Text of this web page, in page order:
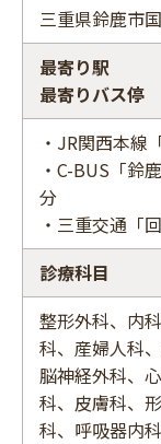
三重県鈴鹿市
最寄り駅
最寄りバス停
・JR関西本線
・C-BUS「鈴
分
・三重交通「
診療科目
整形外科、内
科、産婦人科
脳神経外科、
科、皮膚科、
科、呼吸器内